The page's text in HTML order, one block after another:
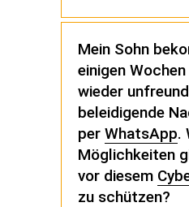
Mein Sohn
einigen
wieder
beleidigende
per WhatsApp.
Möglichkeiten
vor diesem
zu schützen?